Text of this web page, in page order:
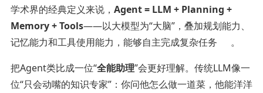
学术界的经典定义来说， Agent = LLM + Planning +
Memory + Tools——以大模型为“大脑”，叠加规划能力、
记忆能力和工具使用能力，能够自主完成复杂任务
。
把Agent类比成一位“全能助理”会更好理解。传统LLM像一
位“只会动嘴的知识专家”：你问他怎么做一道菜，他能洋洋